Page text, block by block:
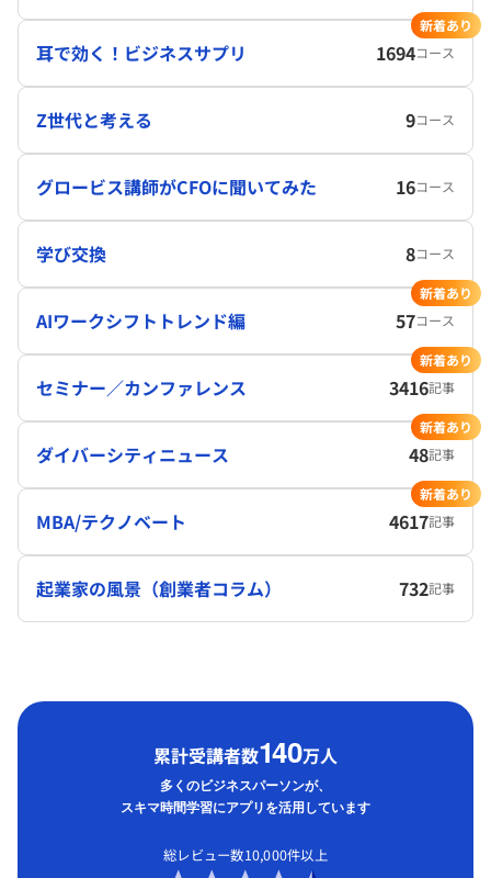
耳で効く！ビジネスサプリ 1694コース
新着あり
Z世代と考える 9コース
グロービス講師がCFOに聞いてみた 16コース
学び交換 8コース
AIワークシフトトレンド編 57コース
新着あり
セミナー／カンファレンス 3416記事
新着あり
ダイバーシティニュース 48記事
新着あり
MBA/テクノベート 4617記事
新着あり
起業家の風景（創業者コラム） 732記事
累計受講者数140万人
多くのビジネスパーソンが、
スキマ時間学習にアプリを活用しています
総レビュー数10,000件以上